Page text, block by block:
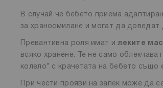
В случай че бебето приема
за храносмилане и могат да доведат
Превантивна роля имат илеките
всяко хранене. Те не само
колело“ с крачетата на бебето също
При чести прояви на запек може да